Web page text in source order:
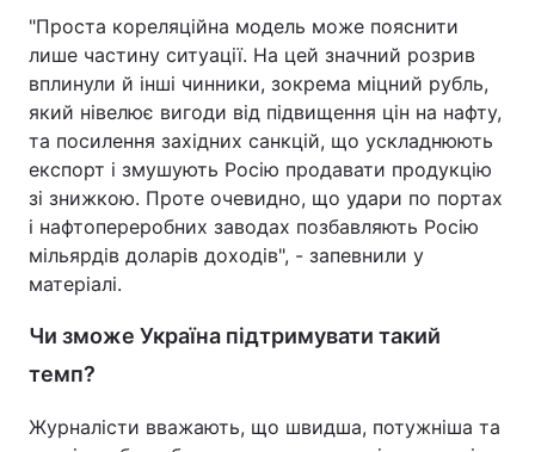
"Проста кореляційна модель може пояснити
лише частину ситуації. На цей значний розрив
вплинули й інші чинники, зокрема міцний рубль,
який нівелює вигоди від підвищення цін на нафту,
та посилення західних санкцій, що ускладнюють
експорт і змушують Росію продавати продукцію
зі знижкою. Проте очевидно, що удари по портах
і нафтопереробних заводах позбавляють Росію
мільярдів доларів доходів", - запевнили у
матеріалі.
Чи зможе Україна підтримувати такий
темп?
Журналісти вважають, що швидша, потужніша та